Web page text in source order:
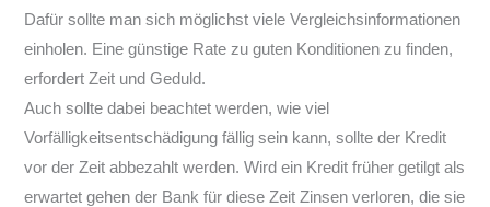
Dafür sollte man sich möglichst viele Vergleichsinformationen
einholen. Eine günstige Rate zu guten Konditionen zu finden,
erfordert Zeit und Geduld.
Auch sollte dabei beachtet werden, wie viel
Vorfälligkeitsentschädigung fällig sein kann, sollte der Kredit
vor der Zeit abbezahlt werden. Wird ein Kredit früher getilgt als
erwartet gehen der Bank für diese Zeit Zinsen verloren, die sie